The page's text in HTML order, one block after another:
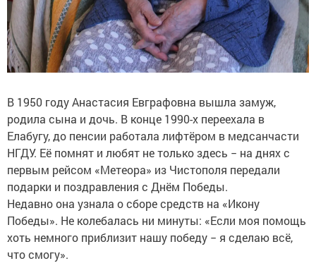
В 1950 году Анастасия Евграфовна вышла замуж,
родила сына и дочь. В конце 1990-х переехала в
Елабугу, до пенсии работала лифтёром в медсанчасти
НГДУ. Её помнят и любят не только здесь − на днях с
первым рейсом «Метеора» из Чистополя передали
подарки и поздравления с Днём Победы.
Недавно она узнала о сборе средств на «Икону
Победы». Не колебалась ни минуты: «Если моя помощь
хоть немного приблизит нашу победу − я сделаю всё,
что смогу».